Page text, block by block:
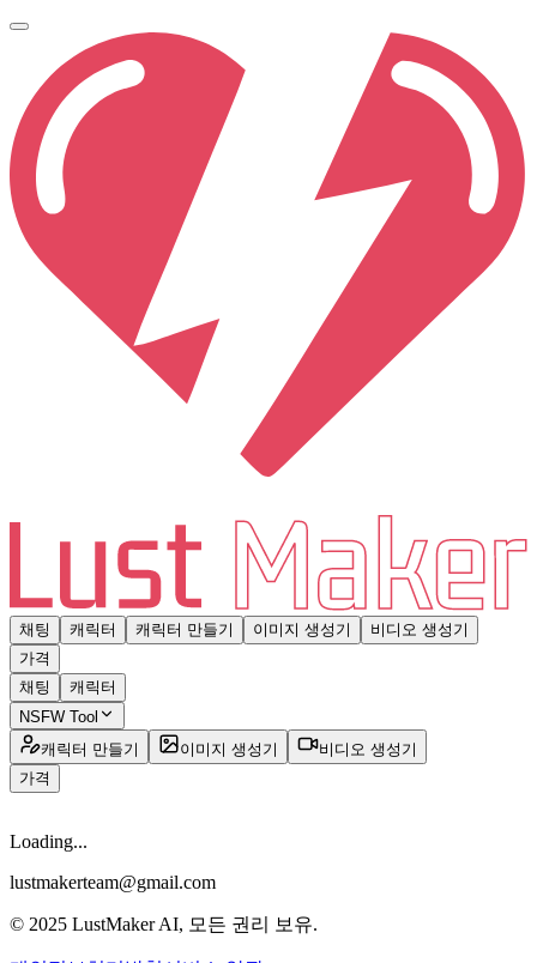
채팅 캐릭터 캐릭터 만들기 이미지 생성기
비디오 생성기
가격
채팅
캐릭터
NSFW Tool
캐릭터 만들기
이미지 생성기
비디오 생성기
가격
Loading...
lustmakerteam@gmail.com
© 2025 LustMaker AI, 모든 권리 보유.